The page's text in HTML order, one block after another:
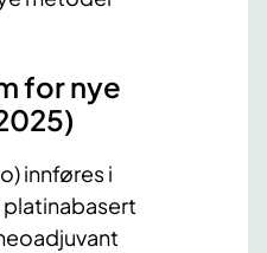
for nye
innføres i